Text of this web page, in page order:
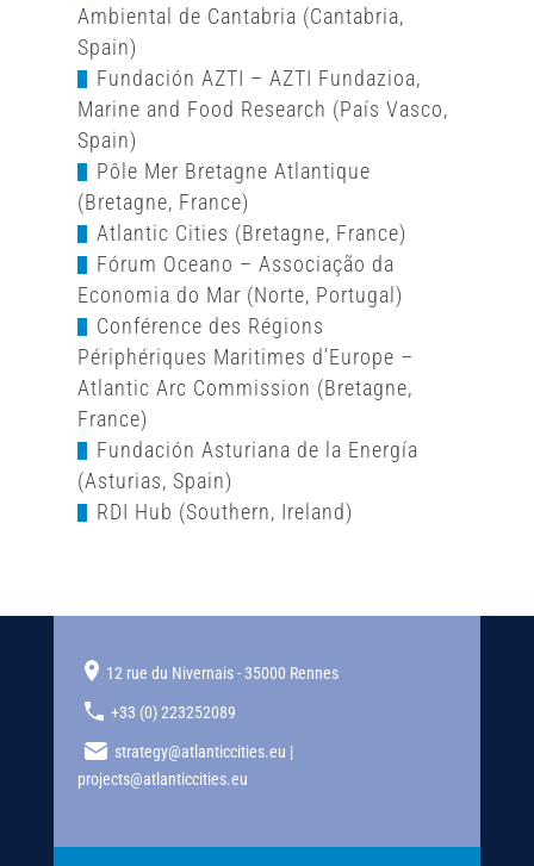
Ambiental de Cantabria (Cantabria,
Spain)
Fundación AZTI – AZTI Fundazioa,
Marine and Food Research (País Vasco,
Spain)
Pôle Mer Bretagne Atlantique
(Bretagne, France)
Atlantic Cities (Bretagne, France)
Fórum Oceano – Associação da
Economia do Mar (Norte, Portugal)
Conférence des Régions
Périphériques Maritimes d’Europe –
Atlantic Arc Commission (Bretagne,
France)
Fundación Asturiana de la Energía
(Asturias, Spain)
RDI Hub (Southern, Ireland)
12 rue du Nivernais - 35000 Rennes
+33 (0) 223252089
strategy@atlanticcities.eu |
projects@atlanticcities.eu